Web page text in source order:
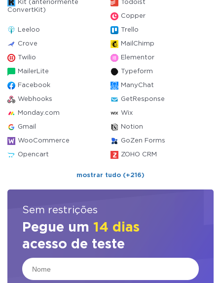
Kit (anteriormente
ConvertKit)
Todoist
Copper
Leeloo Trello
Crove MailChimp
Twilio Elementor
MailerLite Typeform
Facebook ManyChat
Webhooks GetResponse
Monday.com Wix
Gmail Notion
WooCommerce GoZen Forms
Opencart ZOHO CRM
mostrar tudo (+216)
Sem restrições
Pegue um 14 dias
acesso de teste